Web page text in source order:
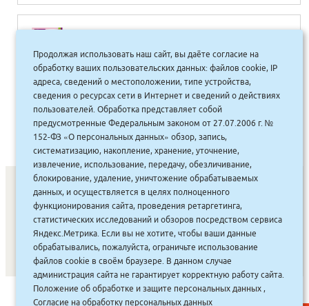
игровых заданий д/детей 3-4 лет ФГОС
(обл А4.цвет)
365.00руб.
329 руб.
Купить
КОМПАНИЯ ТУҺУНАН
АКЦИЯЛАР|ДИСКОНТНАЙ СИСТЕМА| ЮРИДИЧЕСКАЙ
ВАКАНСИЯЛАР|
САЙТ СОЗДАН: ООО "ЭЙФОС"
. ИНФОРМАЦИОННЫЕ
Продолжая использовать наш сайт, вы даёте согласие на
обработку ваших пользовательских данных: файлов cookie, IP
адреса, сведений о местоположении, типе устройства,
сведения о ресурсах сети в Интернет и сведений о действиях
пользователей. Обработка представляет собой
предусмотренные Федеральным законом от 27.07.2006 г. №
152-ФЗ «О персональных данных» обзор, запись,
систематизацию, накопление, хранение, уточнение,
извлечение, использование, передачу, обезличивание,
блокирование, удаление, уничтожение обрабатываемых
данных, и осуществляется в целях полноценного
функционирования сайта, проведения ретаргетинга,
статистических исследований и обзоров посредством сервиса
Яндекс.Метрика. Если вы не хотите, чтобы ваши данные
обрабатывались, пожалуйста, ограничьте использование
файлов cookie в своём браузере. В данном случае
администрация сайта не гарантирует корректную работу сайта.
Положение об обработке и защите персональных данных ,
Согласие на обработку персональных данных